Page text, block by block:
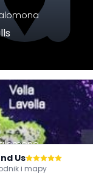
Us
i mapy